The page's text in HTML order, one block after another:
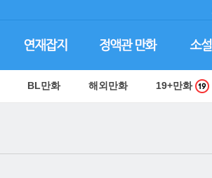
BL만화 해외만화 19+만화